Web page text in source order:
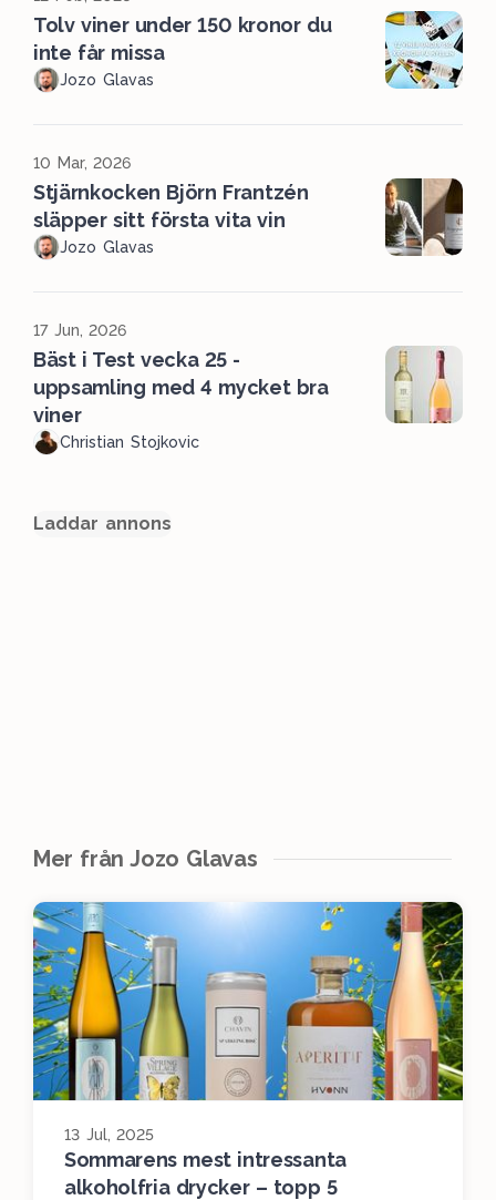
Tolv viner under 150 kronor du
inte får missa
Jozo Glavas
10 Mar, 2026
Stjärnkocken Björn Frantzén
släpper sitt första vita vin
Jozo Glavas
17 Jun, 2026
Bäst i Test vecka 25 -
uppsamling med 4 mycket bra
viner
Christian Stojkovic
Laddar annons
Mer från Jozo Glavas
13 Jul, 2025
Sommarens mest intressanta
alkoholfria drycker – topp 5